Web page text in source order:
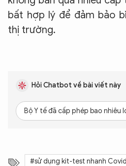
bất hợp lý để đảm bảo
thị trường.
Hỏi Chatbot về bài viết này
Bộ Y tế đã cấp phép bao nhiêu
#sử dụng kit-test nhanh